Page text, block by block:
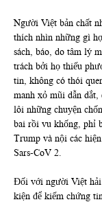
Người Việt bản chất
thích nhìn những gì
sách, báo, do tâm lý
trách bởi họ thiếu
tin, không có thói
manh xỏ mũi dẫn
lôi những chuyện
bai rồi vu khống, phỉ
Trump và nội các
Sars-CoV 2.
Đối với người Việt hải
kiện để kiếm chứng